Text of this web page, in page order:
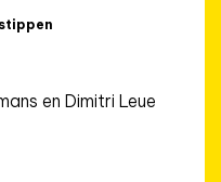
en Dimitri Leue